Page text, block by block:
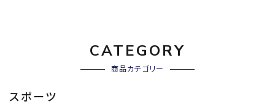
CATEGORY
商品カテゴリー
スポーツ